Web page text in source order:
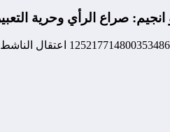
صراع الرأي وحرية